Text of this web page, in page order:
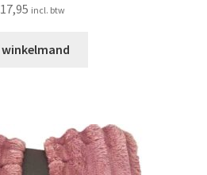
17,95 incl. btw
winkelmand